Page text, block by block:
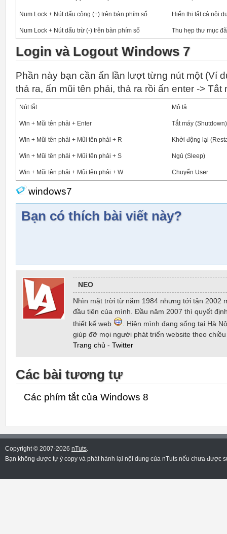
Num Lock + Nút dấu cộng (+) trên bàn phím số Hiển thị tất cả nội
Num Lock + Nút dấu trừ (-) trên bàn phím số Thu hẹp thư mục
Login và Logout Windows 7
Phần này bạn cần ấn lần lượt từng nút một (Ví
thả ra, ấn mũi tên phải, thả ra rồi ấn enter -> Tắt
Nút tắt Mô tả
Win + Mũi tên phải + Enter Tắt máy (Shutdown)
Win + Mũi tên phải + Mũi tên phải + R Khởi động lại
Win + Mũi tên phải + Mũi tên phải + S Ngủ (Sleep)
Win + Mũi tên phải + Mũi tên phải + W Chuyển User
windows7
Bạn có thích bài viết này?
NEO
Nhìn mặt trời từ năm 1984 nhưng tới tận 2002
đầu tiên của mình. Đầu năm 2007 thì quyết
thiết kế web
. Hiện mình đang sống tại Hà
giúp đỡ mọi người phát triển website theo
Trang chủ - Twitter
Các bài tương tự
Các phím tắt của Windows 8
Copyright © 2007-2026 nTuts.
Bạn không được tự ý copy và phát hành lại nội dung của nTuts nếu chưa được